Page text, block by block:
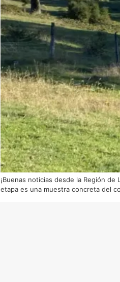
¡Buenas noticias desde la Región
etapa es una muestra concreta del